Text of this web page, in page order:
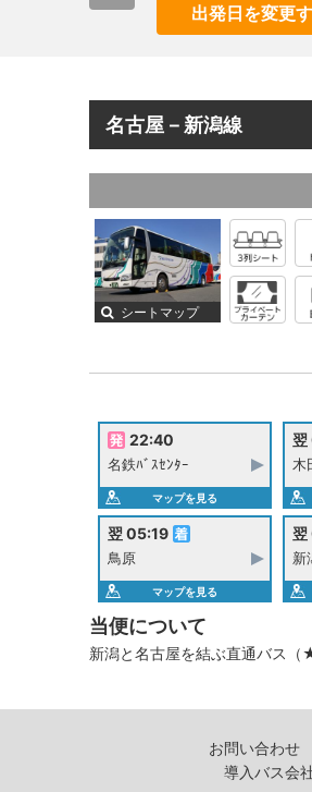
出発日を変更
名古屋－新潟線
シートマップ
22:40
名鉄ﾊﾞｽｾﾝﾀｰ
マップを見る
木
翌 05:19
鳥原
マップを見る
新
当便について
新潟と名古屋を結ぶ直通バス
お問い合わせ
導入バス会